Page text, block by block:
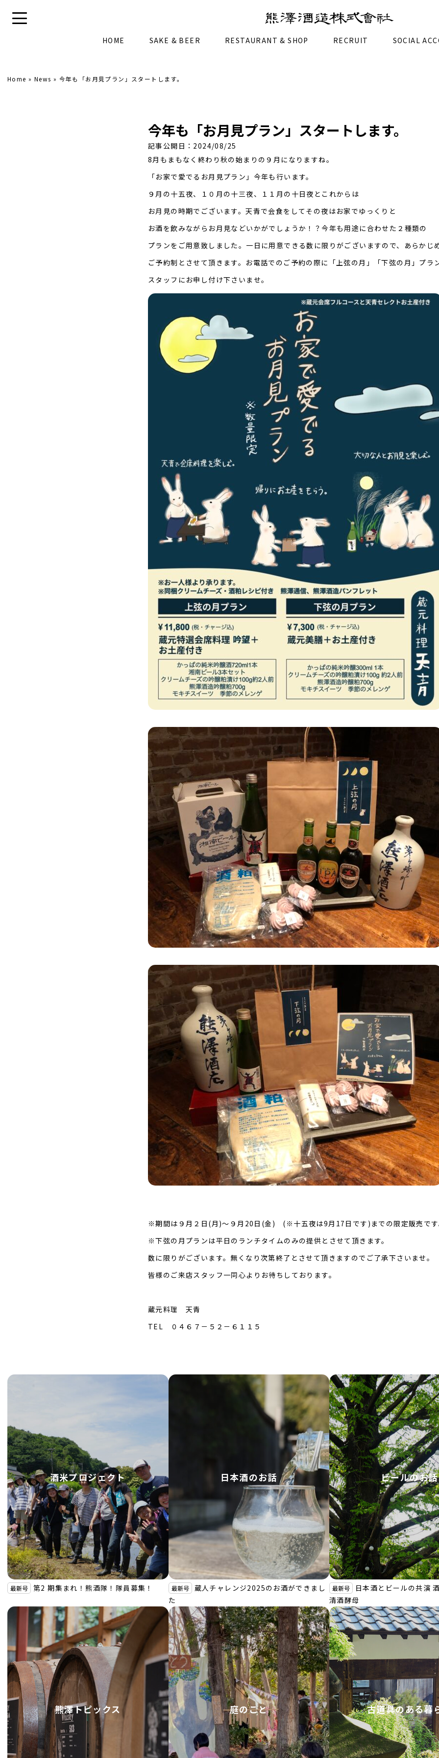
HOME SAKE & BEER RESTAURANT & SHOP RECRUIT SOCIAL
Home » News » 今年も「お月見プラン」スタートします。
今年も「お月見プラン」スタートします。
記事公開日：2024/08/25
8月もまもなく終わり秋の始まりの９月になりますね。
「お家で愛でるお月見プラン」今年も行います。
９月の十五夜、１０月の十三夜、１１月の十日夜とこれからは
お月見の時期でございます。天青で会食をしてその夜はお家でゆっくりと
お酒を飲みながらお月見などいかがでしょうか！？今年も用途に合わせた２種類の
プランをご用意致しました。一日に用意できる数に限りがございますので、あらかじ
ご予約制とさせて頂きます。お電話でのご予約の際に「上弦の月」「下弦の月」プラ
スタッフにお申し付け下さいませ。
※期間は９月２日(月)～９月20日(金) (※十五夜は9月17日です)までの限定販売で
※下弦の月プランは平日のランチタイムのみの提供とさせて頂きます。
数に限りがございます。無くなり次第終了とさせて頂きますのでご了承下さいませ。
皆様のご来店スタッフ一同心よりお待ちしております。
蔵元料理 天青
TEL ０４６７－５２－６１１５
酒米プロジェクト
最新号 第2 期集まれ！熊酒隊！隊員募集！
日本酒のお話
最新号
蔵人チャレンジ2025のお酒ができまし
た
ビールのお話
最新号
日本酒とビールの共演
清酒酵母
熊澤トピックス 庭のこと 古道具のある暮